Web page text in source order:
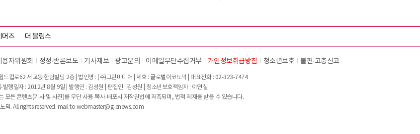
머즈 더 블링스
용자위원회 정정∙반론보도 기사제보 광고문의 이메일무단수집거부 개인정보취급방침 청소년보호 불편∙고충신고
드컵로62 서교동 한림빌딩 2층 | 법인명 : (주)그린미디어 | 제호 : 글로벌이코노믹 | 대표전화 : 02-323-7474
발행일자 : 2012년 8월 9일 | 발행인 : 김성원 | 편집인 : 김성원 | 청소년보호책임자 : 이연실
모든 콘텐츠(기사 및 사진)를 무단 사용·복사·배포시 저작권법에 저촉되며, 법적 제재를 받을 수 있습니다.
믹. All rights reserved. mail to webmaster@g-enews.com